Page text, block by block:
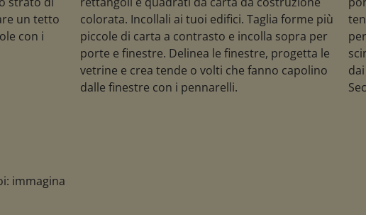
un tetto
con i
colorata. Incollali ai tuoi edifici. Taglia forme più
piccole di carta a contrasto e incolla sopra per
porte e finestre. Delinea le finestre, progetta le
vetrine e crea tende o volti che fanno capolino
dalle finestre con i pennarelli.
immagina